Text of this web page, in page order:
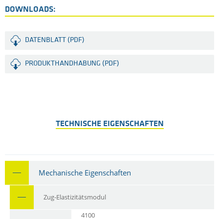
DOWNLOADS:
DATENBLATT (PDF)
PRODUKTHANDHABUNG (PDF)
TECHNISCHE EIGENSCHAFTEN
Mechanische Eigenschaften
Zug-Elastizitätsmodul
4100